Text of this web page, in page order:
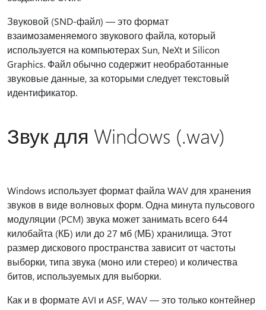
Звуковой (SND-файл) — это формат
взаимозаменяемого звукового файла, который
используется на компьютерах Sun, NeXt и Silicon
Graphics. Файл обычно содержит необработанные
звуковые данные, за которыми следует текстовый
идентификатор.
Звук для Windows (.wav)
Windows использует формат файла WAV для хранения
звуков в виде волновых форм. Одна минута пульсового
модуляции (PCM) звука может занимать всего 644
килобайта (КБ) или до 27 мб (МБ) хранилища. Этот
размер дискового пространства зависит от частоты
выборки, типа звука (моно или стерео) и количества
битов, используемых для выборки.
Как и в формате AVI и ASF, WAV — это только контейнер